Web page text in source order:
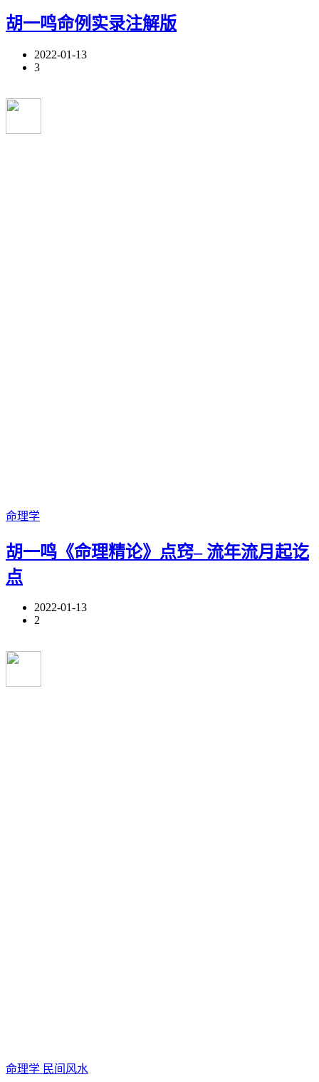
胡一鸣命例实录注解版
2022-01-13
3
命理学
胡一鸣《命理精论》点窍– 流年流月起讫
点
2022-01-13
2
命理学 民间风水